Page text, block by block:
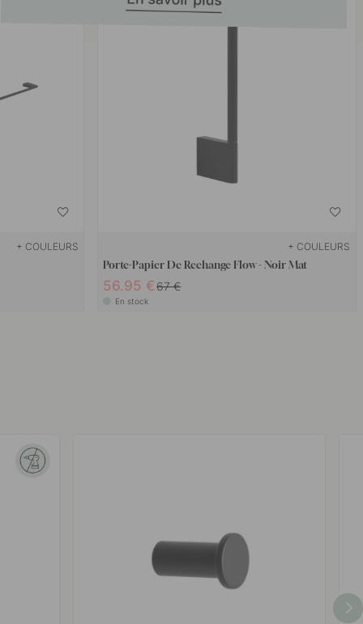
+ COULEURS + COULEURS
Porte-Papier De Rechange Flow - Noir Mat
56.95 € 67 €
En stock